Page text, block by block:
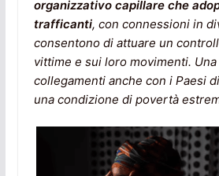
organizzativo capillare che
trafficanti, con connessioni in
consentono di attuare un
vittime e sui loro movimenti.
collegamenti anche con i Paesi
una condizione di povertà